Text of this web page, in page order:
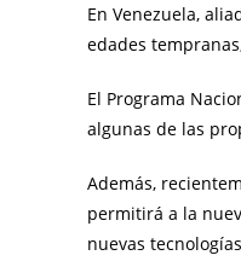
En Venezuela,
edades
El Programa
algunas de las
Además,
permitirá a la
nuevas